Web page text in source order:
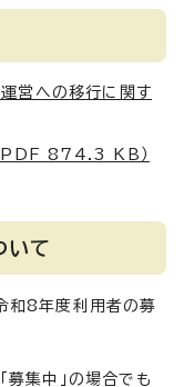
営への移行に関す
PDF 874.3 KB）
いて
和8年度利用者の募
募集中」の場合でも